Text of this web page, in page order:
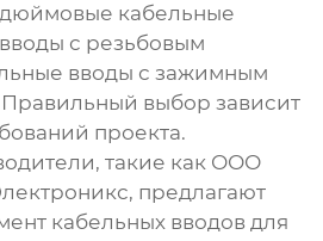
кабельные
с резьбовым
вводы с зажимным
выбор зависит
проекта.
такие как ООО
, предлагают
кабельных вводов для